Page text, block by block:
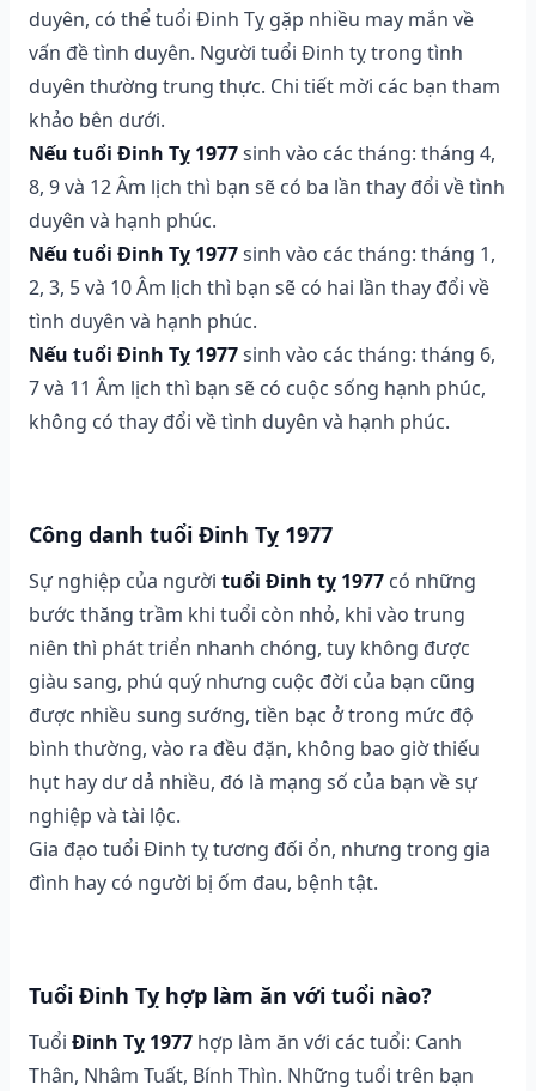
duyên, có thể tuổi Đinh Tỵ gặp nhiều may mắn về
vấn đề tình duyên. Người tuổi Đinh tỵ trong tình
duyên thường trung thực. Chi tiết mời các bạn tham
khảo bên dưới.
Nếu tuổi Đinh Tỵ 1977sinh vào các tháng: tháng 4,
8, 9 và 12 Âm lịch thì bạn sẽ có ba lần thay đổi về tình
duyên và hạnh phúc.
Nếu tuổi Đinh Tỵ 1977sinh vào các tháng: tháng 1,
2, 3, 5 và 10 Âm lịch thì bạn sẽ có hai lần thay đổi về
tình duyên và hạnh phúc.
Nếu tuổi Đinh Tỵ 1977sinh vào các tháng: tháng 6,
7 và 11 Âm lịch thì bạn sẽ có cuộc sống hạnh phúc,
không có thay đổi về tình duyên và hạnh phúc.
Công danh tuổi Đinh Tỵ 1977
Sự nghiệp của người tuổi Đinh tỵ 1977 có những
bước thăng trầm khi tuổi còn nhỏ, khi vào trung
niên thì phát triển nhanh chóng, tuy không được
giàu sang, phú quý nhưng cuộc đời của bạn cũng
được nhiều sung sướng, tiền bạc ở trong mức độ
bình thường, vào ra đều đặn, không bao giờ thiếu
hụt hay dư dả nhiều, đó là mạng số của bạn về sự
nghiệp và tài lộc.
Gia đạo tuổi Đinh tỵ tương đối ổn, nhưng trong gia
đình hay có người bị ốm đau, bệnh tật.
Tuổi Đinh Tỵ hợp làm ăn với tuổi nào?
Tuổi Đinh Tỵ 1977 hợp làm ăn với các tuổi: Canh
Thân, Nhâm Tuất, Bính Thìn. Những tuổi trên bạn